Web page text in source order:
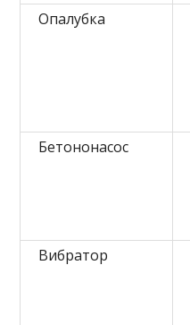
Опалубка
Бетононасос
Вибратор